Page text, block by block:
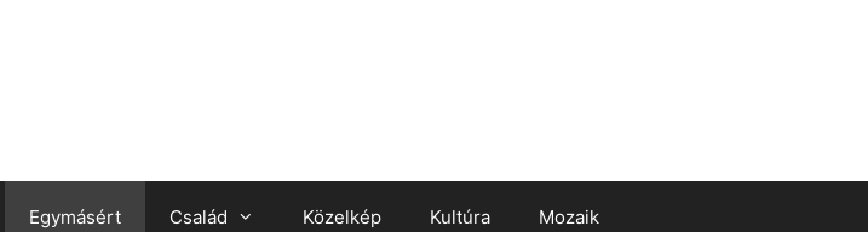
Egymásért Család Közelkép Kultúra Mozaik